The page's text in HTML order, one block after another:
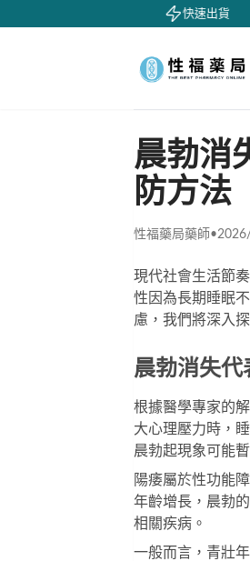
快速出貨
晨勃消
防方法
性福藥局藥師•
現代社會生活節
性因為長期睡眠
慮，我們將深入
晨勃消失代
根據醫學專家的
大心理壓力時，
晨勃起現象可能
陽痿屬於性功能
年齡增長，晨勃
相關疾病。
一般而言，青壯